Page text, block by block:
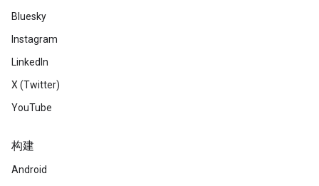
Bluesky
Instagram
LinkedIn
X (Twitter)
YouTube
构建
Android